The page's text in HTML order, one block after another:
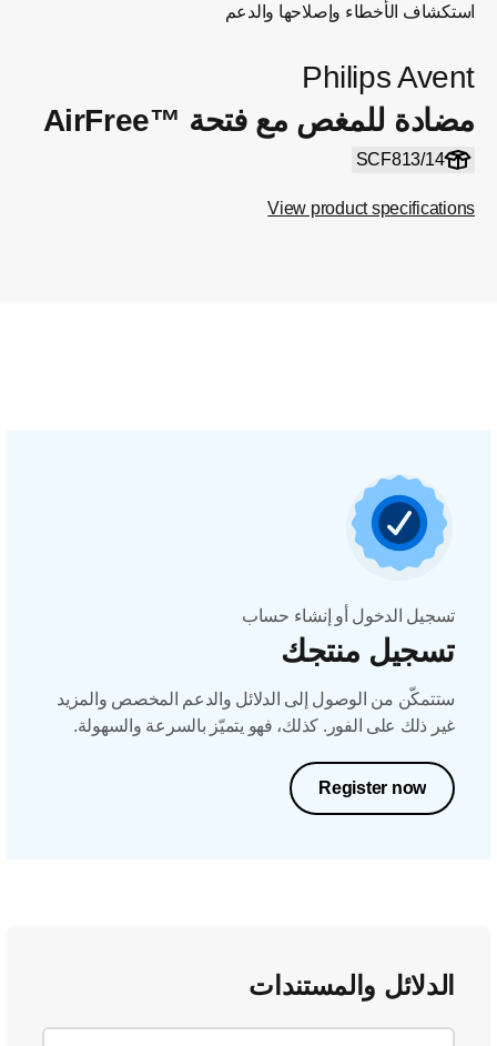
استكشاف الأخطاء وإصلاحها والدعم
Philips Avent
مضادة للمغص مع فتحة AirFree™‎
SCF813/14
View product specifications
تسجيل الدخول أو إنشاء حساب
تسجيل منتجك
ستتمكّن من الوصول إلى الدلائل والدعم المخصص والمزيد
غير ذلك على الفور. كذلك، فهو يتميّز بالسرعة والسهولة.
Register now
الدلائل والمستندات